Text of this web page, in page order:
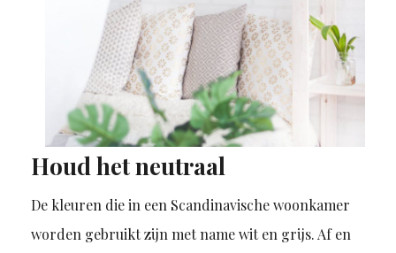
Houd het neutraal
De kleuren die in een Scandinavische woonkamer
worden gebruikt zijn met name wit en grijs. Af en